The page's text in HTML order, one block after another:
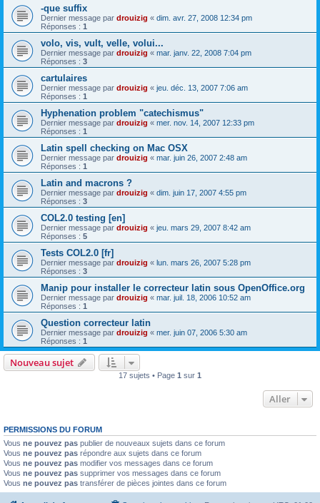
-que suffix
Dernier message par drouizig « dim. avr. 27, 2008 12:34 pm
Réponses : 1
volo, vis, vult, velle, volui...
Dernier message par drouizig « mar. janv. 22, 2008 7:04 pm
Réponses : 3
cartulaires
Dernier message par drouizig « jeu. déc. 13, 2007 7:06 am
Réponses : 1
Hyphenation problem "catechismus"
Dernier message par drouizig « mer. nov. 14, 2007 12:33 pm
Réponses : 1
Latin spell checking on Mac OSX
Dernier message par drouizig « mar. juin 26, 2007 2:48 am
Réponses : 1
Latin and macrons ?
Dernier message par drouizig « dim. juin 17, 2007 4:55 pm
Réponses : 3
COL2.0 testing [en]
Dernier message par drouizig « jeu. mars 29, 2007 8:42 am
Réponses : 5
Tests COL2.0 [fr]
Dernier message par drouizig « lun. mars 26, 2007 5:28 pm
Réponses : 3
Manip pour installer le correcteur latin sous OpenOffice.org
Dernier message par drouizig « mar. juil. 18, 2006 10:52 am
Réponses : 1
Question correcteur latin
Dernier message par drouizig « mer. juin 07, 2006 5:30 am
Réponses : 1
Nouveau sujet
17 sujets • Page 1 sur 1
Aller
PERMISSIONS DU FORUM
Vous ne pouvez pas publier de nouveaux sujets dans ce forum
Vous ne pouvez pas répondre aux sujets dans ce forum
Vous ne pouvez pas modifier vos messages dans ce forum
Vous ne pouvez pas supprimer vos messages dans ce forum
Vous ne pouvez pas transférer de pièces jointes dans ce forum